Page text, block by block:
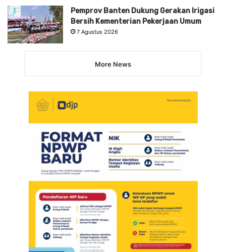
Pemprov Banten Dukung Gerakan Irigasi
Bersih Kementerian Pekerjaan Umum
7 Agustus 2026
More News